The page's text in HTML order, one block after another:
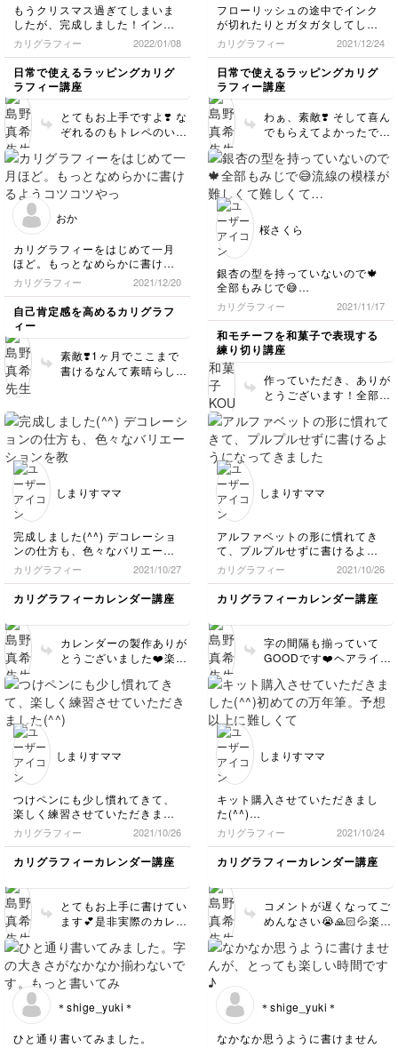
もうクリスマス過ぎてしまいま
したが、完成しました！インク
がかすれてしまい、後から補修
しようとしたら色の違いがはっ
きりと分かる感じになってしま
いました💦でもトレーシングペ
ーパーに書くの、とっても可愛
いです♡
カリグラフィー 2022/01/08
日常で使えるラッピングカリグ
ラフィー講座
とてもお上手ですよ❣️ な
ぞれるのもトレペのいい
に書きたいなを練習がて
らなぞるのもgood💕 次
も楽しみにしています✨
フローリッシュの途中でインク
が切れたりとガタガタしてしま
いましたが、楽しく受講させて
いただきました(^^) クリスマス
プレゼントに巻いたらとっても
素敵になりました！
次回も楽しみにしております♪
カリグラフィー 2021/12/24
日常で使えるラッピングカリグ
ラフィー講座
わぁ、素敵❣️ そして喜ん
でもらえてよかったです
を楽しみにしています✨
おか
カリグラフィーをはじめて一月
ほど。もっとなめらかに書ける
ようコツコツやっていきます✨
カリグラフィー 2021/12/20
自己肯定感を高めるカリグラフ
ィー
素敵❣️1ヶ月でここまで
書けるなんて素晴らしい
桜さくら
銀杏の型を持っていないので🍁
全部もみじで😅
流線の模様が難しくて難しく
て…💧落としました😱
そして葉っぱの配置の🍂センス
のなさに笑ってしまいました…⤵️
練習あるのみ❗ですね😓
カリグラフィー 2021/11/17
和モチーフを和菓子で表現する
練り切り講座
作っていただき、ありが
とうございます！全部楓
ーションも素晴らしいで
す✨ このデザインは筋を
つけるのが本当に難しい
います。 紅葉の時期に
ってくださいね😆
しまりすママ
完成しました(^^) デコレーショ
ンの仕方も、色々なバリエーシ
ョンを教えていただきありがと
うございました！様々な場面で
応用出来そうです。
手作りの2022年カレンダー、大
りがとうございました！(^^)
カリグラフィー 2021/10/27
カリグラフィーカレンダー講座
カレンダーの製作ありが
とうございました❤️楽し
沢山書いて、上達してく
ださい💕
しまりすママ
アルファベットの形に慣れてき
て、プルプルせずに書けるよう
になってきました！笑
カリグラフィー 2021/10/26
カリグラフィーカレンダー講座
字の間隔も揃っていて
GOODです❤️ヘアライン
しまりすママ
つけペンにも少し慣れてきて、
楽しく練習させていただきまし
た(^^)
カリグラフィー 2021/10/26
カリグラフィーカレンダー講座
とてもお上手に書けてい
ます💕是非実際のカレン
てください✨
しまりすママ
キット購入させていただきまし
た(^^)
初めての万年筆。予想以上に難
しくて心が折れそうになりまし
たが、完璧にこだわらずに気軽
に楽しんで行こうと思います笑
カリグラフィー 2021/10/24
カリグラフィーカレンダー講座
コメントが遅くなってご
めんなさい😭🙏🏻💦楽し
いてくださいね💕
＊shige_yuki＊
ひと通り書いてみました。
＊shige_yuki＊
なかなか思うように書けません